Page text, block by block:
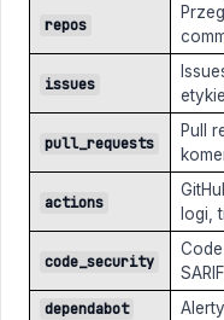
repos
issues
pull_requests
Pull
actions
logi,
code_security
dependabot